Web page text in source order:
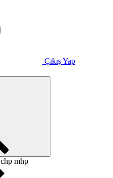
Çıkış Yap
chp mhp